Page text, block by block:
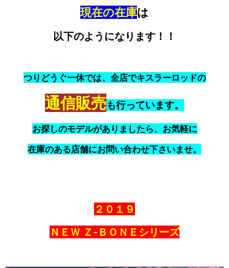
現在の在庫は
以下のようになります！！
つりどうぐ一休では、全店でキスラーロッドの
通信販売も行っています。
お探しのモデルがありましたら、お気軽に
在庫のある店舗にお問い合わせ下さいませ。
２０１９
ＮＥＷ Ｚ‐ＢＯＮＥシリーズ